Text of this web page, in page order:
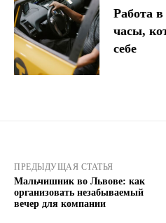
Работа
часы,
себе
ПРЕДЫДУЩАЯ СТАТЬЯ
Мальчишник во Львове: как
организовать незабываемый
вечер для компании